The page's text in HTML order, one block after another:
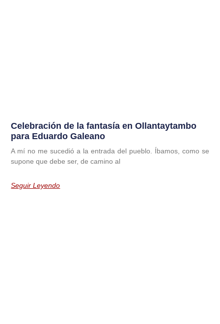
Celebración de la fantasía en Ollantaytambo
para Eduardo Galeano
A mí no me sucedió a la entrada del pueblo. Íbamos, como se
supone que debe ser, de camino al
Seguir Leyendo